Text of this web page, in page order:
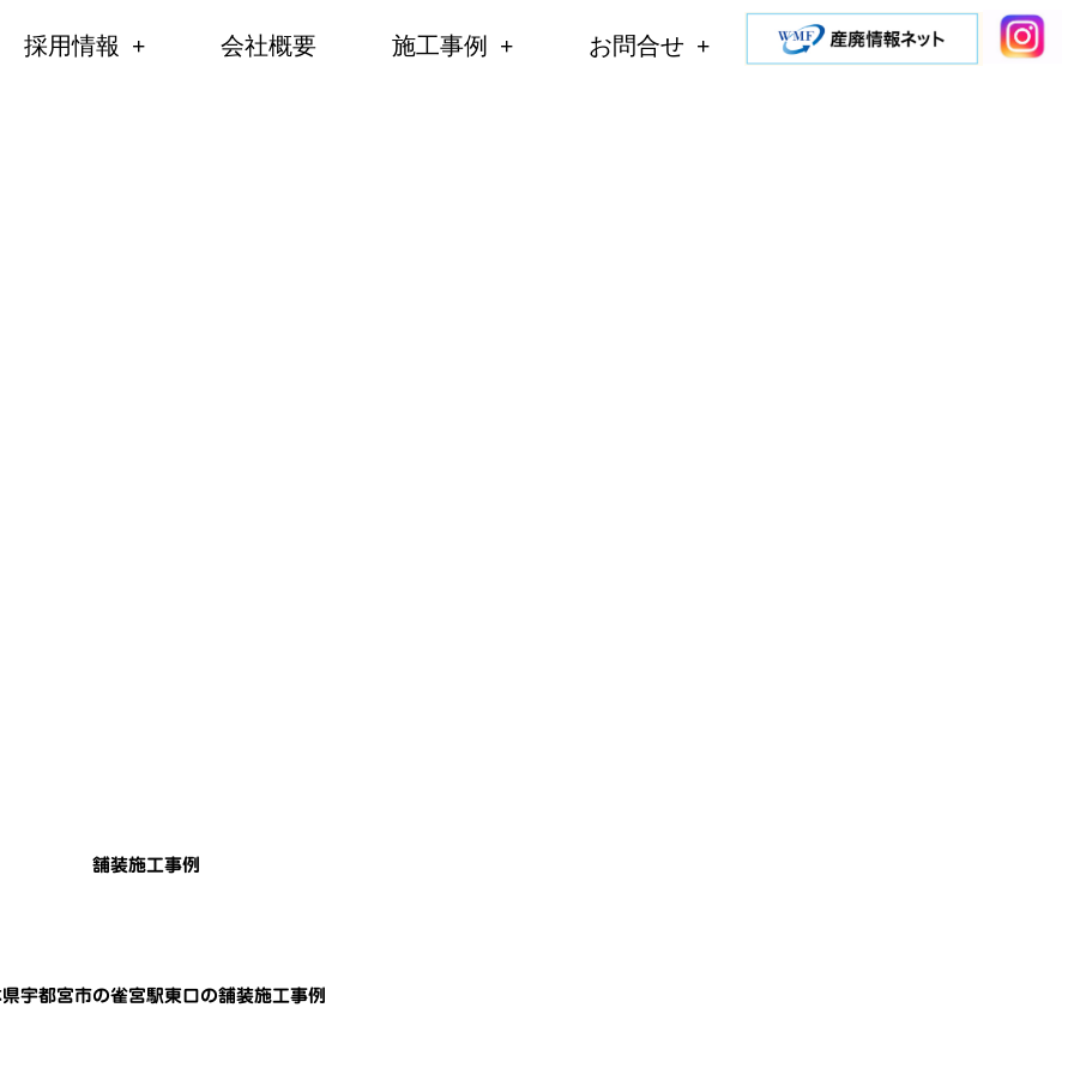
採用情報 会社概要 施工事例 お問合せ
舗装施工事例
宇都宮市の雀宮駅東口の舗装施工事例